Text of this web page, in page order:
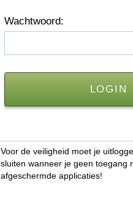
Wachtwoord:
Voor de veiligheid moet je
sluiten wanneer je geen toegang
afgeschermde applicaties!